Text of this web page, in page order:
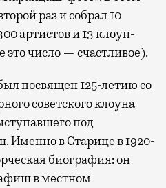
раз и собрал 10
артистов и 13 клоун-
это число — счастливое).
посвящен 125-летию со
советского клоуна
под
Именно в Старице в 1920-
биография: он
в местном